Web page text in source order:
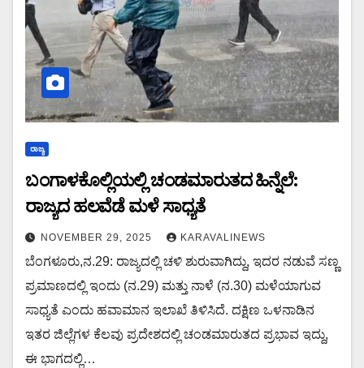
ರಾಜ್ಯ
ಬಂಗಾಳಕೊಲ್ಲಿಯಲ್ಲಿ ಚಂಡಮಾರುತದ ಹಿನ್ನೆಲೆ:
ರಾಜ್ಯದ ಹಲವೆಡೆ ಮಳೆ ಸಾಧ್ಯತೆ
NOVEMBER 29, 2025 KARAVALINEWS
ಬೆಂಗಳೂರು,ನ.29: ರಾಜ್ಯದಲ್ಲಿ ಚಳಿ ಶುರುವಾಗಿದ್ದು, ಇದರ ನಡುವೆ ಸಣ್ಣ
ಪ್ರಮಾಣದಲ್ಲಿ ಇಂದು (ನ.29) ಮತ್ತು ನಾಳೆ (ನ.30) ಮಳೆಯಾಗುವ
ಸಾಧ್ಯತೆ ಎಂದು ಹವಾಮಾನ ಇಲಾಖೆ ತಿಳಿಸಿದೆ. ದಕ್ಷಿಣ ಒಳನಾಡಿನ
ಇತರ ಜಿಲ್ಲೆಗಳ ಕೆಲವು ಪ್ರದೇಶದಲ್ಲಿ ಚಂಡಮಾರುತದ ಪ್ರಭಾವ ಇದ್ದು,
ಈ ಭಾಗದಲ್ಲಿ…